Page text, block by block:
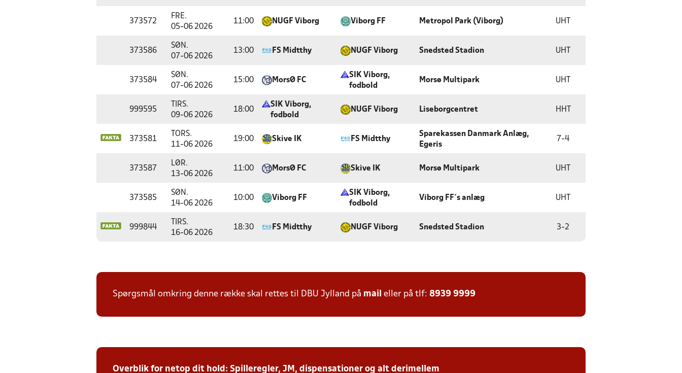
373572
FRE.
05-06 2026
11:00 NUGF Viborg Viborg FF Metropol Park (Viborg) UHT
373586
SØN.
07-06 2026
13:00 FS Midtthy NUGF Viborg Snedsted Stadion UHT
373584
SØN.
07-06 2026
15:00 MorsØ FC
SIK Viborg,
fodbold
Morsø Multipark UHT
999595
TIRS.
09-06 2026
18:00
SIK Viborg,
fodbold
NUGF Viborg Liseborgcentret HHT
373581
TORS.
11-06 2026
19:00 Skive IK FS Midtthy
Sparekassen Danmark Anlæg,
Egeris
7 -4
373587
LØR.
13-06 2026
11:00 MorsØ FC Skive IK Morsø Multipark UHT
373585
SØN.
14-06 2026
10:00 Viborg FF
SIK Viborg,
fodbold
Viborg FF´s anlæg UHT
999844
TIRS.
16-06 2026
18:30 FS Midtthy NUGF Viborg Snedsted Stadion 3-2
Spørgsmål omkring denne række skal rettes til DBU Jylland på mail eller på tlf: 8939 9999
Overblik for netop dit hold: Spilleregler, JM, dispensationer og alt derimellem